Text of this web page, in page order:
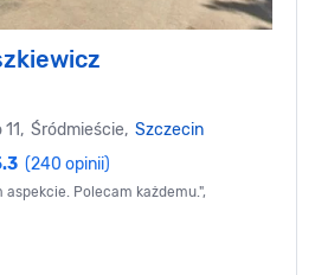
Śródmieście, Szczecin
(240 opinii)
Polecam każdemu.",